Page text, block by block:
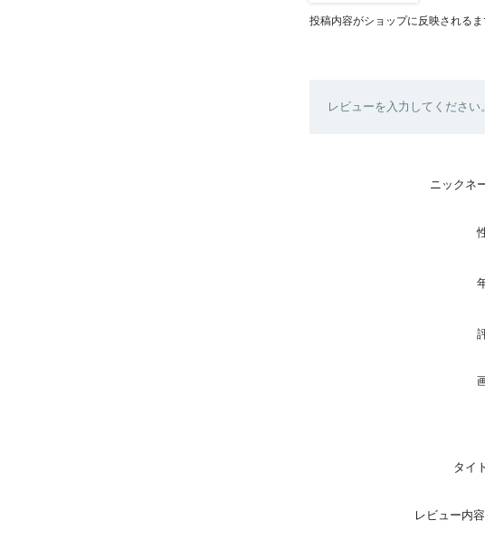
投稿内容がショップに反映される
レビューを入力してください。
ニックネ
タイ
レビュー内容